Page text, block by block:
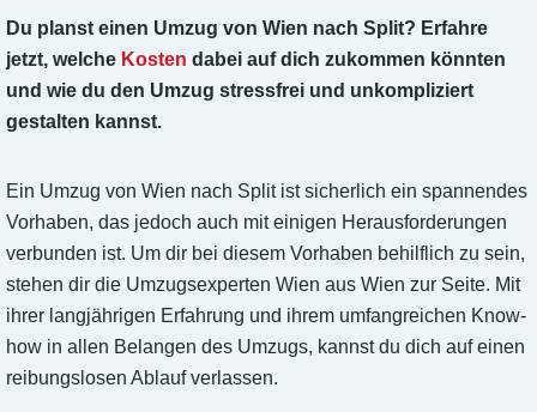
Du planst einen Umzug von Wien nach Split? Erfahre
jetzt, welche Kosten dabei auf dich zukommen könnten
und wie du den Umzug stressfrei und unkompliziert
gestalten kannst.
Ein Umzug von Wien nach Split ist sicherlich ein spannendes
Vorhaben, das jedoch auch mit einigen Herausforderungen
verbunden ist. Um dir bei diesem Vorhaben behilflich zu sein,
stehen dir die Umzugsexperten Wien aus Wien zur Seite. Mit
ihrer langjährigen Erfahrung und ihrem umfangreichen Know-
how in allen Belangen des Umzugs, kannst du dich auf einen
reibungslosen Ablauf verlassen.